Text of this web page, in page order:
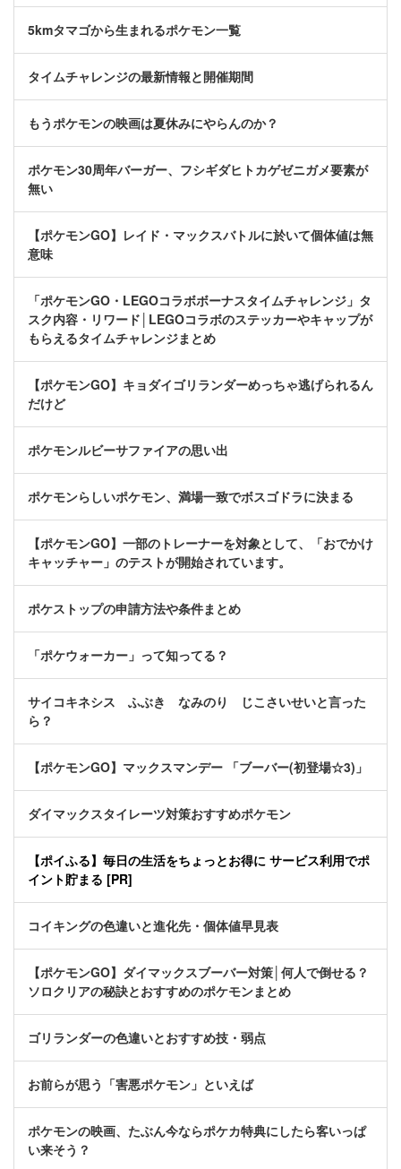
5kmタマゴから生まれるポケモン一覧
タイムチャレンジの最新情報と開催期間
もうポケモンの映画は夏休みにやらんのか？
ポケモン30周年バーガー、フシギダヒトカゲゼニガメ要素が
無い
【ポケモンGO】レイド・マックスバトルに於いて個体値は無
意味
「ポケモンGO・LEGOコラボボーナスタイムチャレンジ」タ
スク内容・リワード│LEGOコラボのステッカーやキャップが
もらえるタイムチャレンジまとめ
【ポケモンGO】キョダイゴリランダーめっちゃ逃げられるん
だけど
ポケモンルビーサファイアの思い出
ポケモンらしいポケモン、満場一致でボスゴドラに決まる
【ポケモンGO】一部のトレーナーを対象として、「おでかけ
キャッチャー」のテストが開始されています。
ポケストップの申請方法や条件まとめ
「ポケウォーカー」って知ってる？
サイコキネシス ふぶき なみのり じこさいせいと言った
ら？
【ポケモンGO】マックスマンデー 「ブーバー(初登場☆3)」
ダイマックスタイレーツ対策おすすめポケモン
【ポイふる】毎日の生活をちょっとお得に サービス利用でポ
イント貯まる [PR]
コイキングの色違いと進化先・個体値早見表
【ポケモンGO】ダイマックスブーバー対策│何人で倒せる？
ソロクリアの秘訣とおすすめのポケモンまとめ
ゴリランダーの色違いとおすすめ技・弱点
お前らが思う「害悪ポケモン」といえば
ポケモンの映画、たぶん今ならポケカ特典にしたら客いっぱ
い来そう？